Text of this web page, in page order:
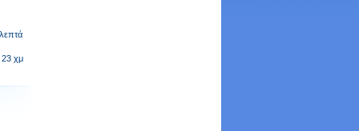
23 χμ